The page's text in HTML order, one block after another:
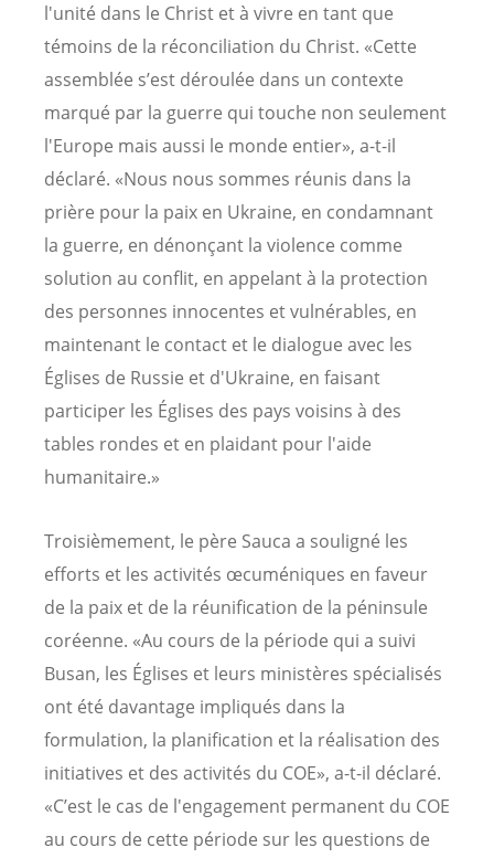
l'unité dans le Christ et à vivre en tant que
témoins de la réconciliation du Christ. «Cette
assemblée s’est déroulée dans un contexte
marqué par la guerre qui touche non seulement
l'Europe mais aussi le monde entier», a-t-il
déclaré. «Nous nous sommes réunis dans la
prière pour la paix en Ukraine, en condamnant
la guerre, en dénonçant la violence comme
solution au conflit, en appelant à la protection
des personnes innocentes et vulnérables, en
maintenant le contact et le dialogue avec les
Églises de Russie et d'Ukraine, en faisant
participer les Églises des pays voisins à des
tables rondes et en plaidant pour l'aide
humanitaire.»
Troisièmement, le père Sauca a souligné les
efforts et les activités œcuméniques en faveur
de la paix et de la réunification de la péninsule
coréenne. «Au cours de la période qui a suivi
Busan, les Églises et leurs ministères spécialisés
ont été davantage impliqués dans la
formulation, la planification et la réalisation des
initiatives et des activités du COE», a-t-il déclaré.
«C’est le cas de l'engagement permanent du COE
au cours de cette période sur les questions de